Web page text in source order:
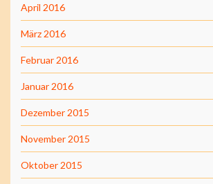
April 2016
März 2016
Februar 2016
Januar 2016
Dezember 2015
November 2015
Oktober 2015